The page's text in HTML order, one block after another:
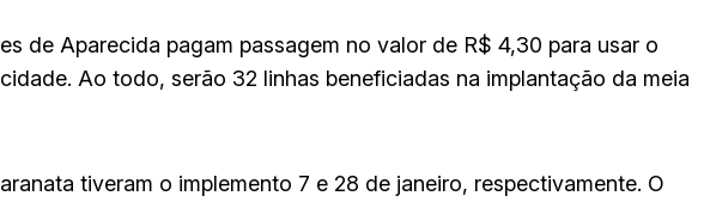
de Aparecida pagam passagem no valor de R$ 4,30 para usar o
Ao todo, serão 32 linhas beneficiadas na implantação da meia
tiveram o implemento 7 e 28 de janeiro, respectivamente. O